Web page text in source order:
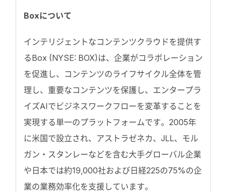
Boxについて
インテリジェントなコンテンツクラウドを提供す
るBox (NYSE: BOX)は、企業がコラボレーション
を促進し、コンテンツのライフサイクル全体を管
理し、重要なコンテンツを保護し、エンタープラ
イズAIでビジネスワークフローを変革することを
実現する単一のプラットフォームです。2005年
に米国で設立され、アストラゼネカ、JLL、モル
ガン・スタンレーなどを含む大手グローバル企業
や日本では約19,000社および日経225の75%の企
業の業務効率化を支援しています。